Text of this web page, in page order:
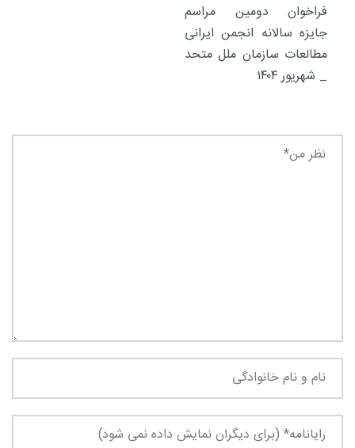
فراخوان دومین مراسم
جایزه سالانه انجمن ایرانی
مطالعات سازمان ملل متحد
_ شهریور ۱۴۰۴